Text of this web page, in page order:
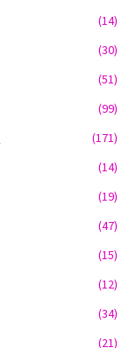
(14)
(30)
(51)
(99)
(171)
(14)
(19)
(47)
(15)
(12)
(34)
(21)